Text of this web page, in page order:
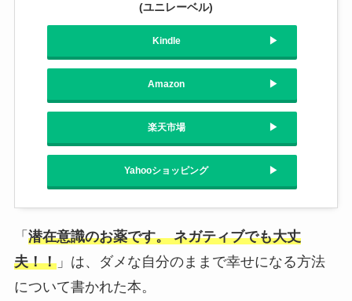
(ユニレーベル)
Kindle
Amazon
楽天市場
Yahooショッピング
「 潜在意識のお薬です。 ネガティブでも大丈
夫！！」は、ダメな自分のままで幸せになる方法
について書かれた本。